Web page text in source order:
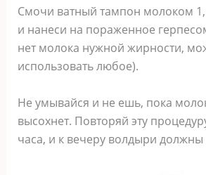
Смочи ватный тампон молоком
и нанеси на пораженное
нет молока нужной жирности,
использовать любое).
Не умывайся и не ешь, пока
высохнет. Повторяй эту
часа, и к вечеру волдыри должны